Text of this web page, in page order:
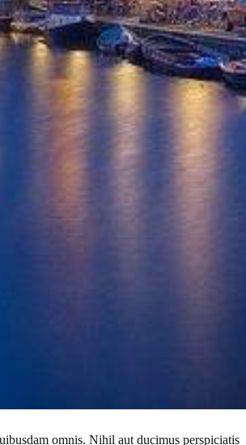
omnis. Nihil aut ducimus perspiciatis